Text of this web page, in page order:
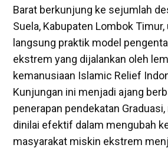
Barat berkunjung ke sejumlah
Suela, Kabupaten Lombok
langsung praktik model
ekstrem yang dijalankan oleh
kemanusiaan Islamic Relief
Kunjungan ini menjadi ajang
penerapan pendekatan
dinilai efektif dalam mengubah
masyarakat miskin ekstrem